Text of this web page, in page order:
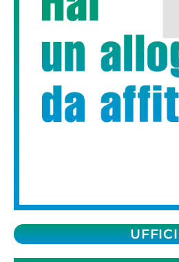
UFFICI